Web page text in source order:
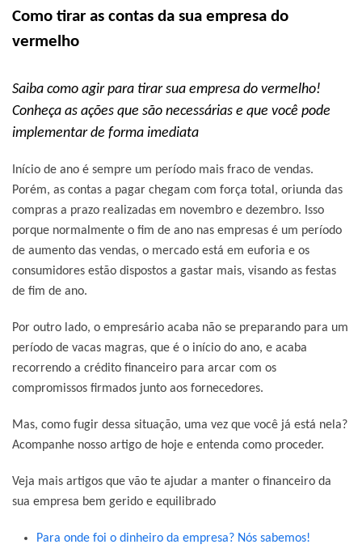
Como tirar as contas da sua empresa do
vermelho
Saiba como agir para tirar sua empresa do vermelho!
Conheça as ações que são necessárias e que você pode
implementar de forma imediata
Início de ano é sempre um período mais fraco de vendas.
Porém, as contas a pagar chegam com força total, oriunda das
compras a prazo realizadas em novembro e dezembro. Isso
porque normalmente o fim de ano nas empresas é um período
de aumento das vendas, o mercado está em euforia e os
consumidores estão dispostos a gastar mais, visando as festas
de fim de ano.
Por outro lado, o empresário acaba não se preparando para um
período de vacas magras, que é o início do ano, e acaba
recorrendo a crédito financeiro para arcar com os
compromissos firmados junto aos fornecedores.
Mas, como fugir dessa situação, uma vez que você já está nela?
Acompanhe nosso artigo de hoje e entenda como proceder.
Veja mais artigos que vão te ajudar a manter o financeiro da
sua empresa bem gerido e equilibrado
Para onde foi o dinheiro da empresa? Nós sabemos!